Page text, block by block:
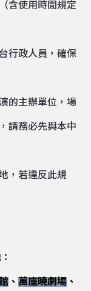
含使用時間規定
行政人員，確保
的主辦單位，場
請務必先與本中
，若違反此規
、 萬座曉劇場 、